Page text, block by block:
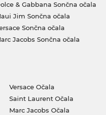
& Gabbana Sončna očala
Jim Sončna očala
Sončna očala
Jacobs Sončna očala
Versace Očala
Saint Laurent Očala
Marc Jacobs Očala